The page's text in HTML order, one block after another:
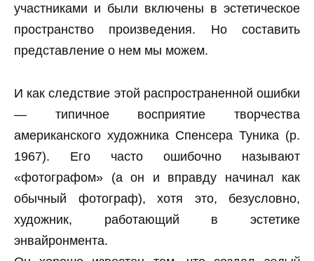
участниками и были включены в эстетическое
пространство произведения. Но составить
представление о нем мы можем.
И как следствие этой распространенной ошибки
— типичное восприятие творчества
американского художника Спенсера Туника (р.
1967). Его часто ошибочно называют
«фотографом» (а он и вправду начинал как
обычный фотограф), хотя это, безусловно,
художник, работающий в эстетике
энвайронмента.